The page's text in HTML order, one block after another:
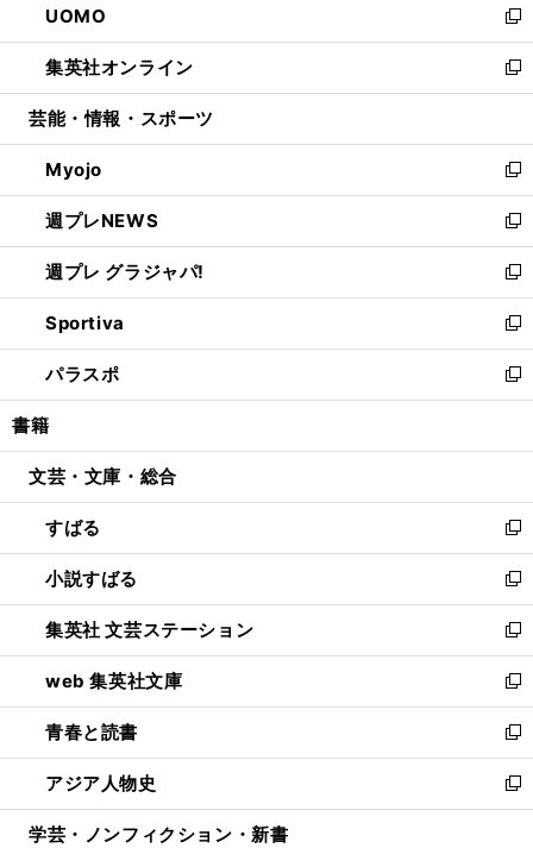
く
で
開
く
ド
ウ
で
開
ィ
ン
ド
ウ
開
く
い
ウ
ィ
ン
ウ
で
開
く
UOMO
新
し
い
ウ
ン
ド
ウ
で
開
く
集英社オンライン
新
し
ウ
ィ
ン
ド
ウ
で
開
く
芸能・情報・スポーツ
Myojo
新
し
い
ウ
ィ
ン
ド
ウ
で
開
週プレNEWS
新
し
い
ウ
ィ
ン
ド
ウ
開
週プレ グラジャパ!
新
し
い
ウ
ィ
ン
ウ
開
く
Sportiva
新
し
い
ウ
ン
ウ
で
開
く
パラスポ
新
し
ウ
ン
ド
ウ
で
開
く
書籍
文芸・文庫・総合
すばる
新
し
い
ウ
ィ
ン
ド
ウ
で
開
く
小説すばる
新
し
い
ウ
ィ
ン
ド
ウ
で
開
集英社 文芸ステーション
新
し
い
ウ
ィ
ン
ド
ウ
web 集英社文庫
新
し
い
ウ
ィ
ン
青春と読書
新
し
い
ウ
アジア人物史
新
し
学芸・ノンフィクション・新書